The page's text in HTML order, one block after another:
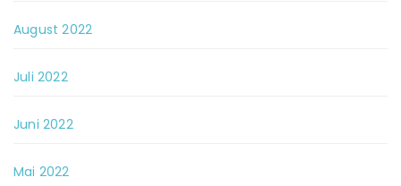
August 2022
Juli 2022
Juni 2022
Mai 2022